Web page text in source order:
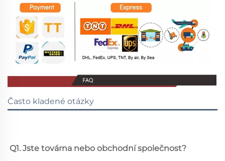
Často kladené otázky
Q1. Jste továrna nebo obchodní společnost?